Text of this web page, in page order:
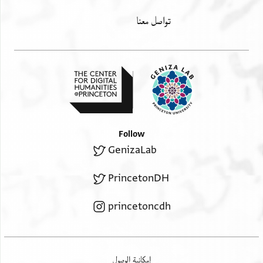
לה פי גמיע אלמחאפל ובכל קהילות ישראל והמוניהם
ואנשר מחאסנה
ולתהלה ברכה בקרב הארץ ויהיה לו לש[מש ומגן]
לקיים כי שמש ומגן
ייי אלהים חן וכבוד יתן ייי לא ימנע טו[ב להולכים
אלמכאתבה או קטעתהא פאנני ואתק בדינה וניתה
מן אללה ובה בעד אללה אעתצד ועליה אתכל פי גמיע
ואליה אסתנד עצדני אללה בבקאיה וחיותה וגמלני
רפקה וואצל אליה מן אחסאנ[ה אלגמילה כמא אח]אב
تواصل معنا
Follow
GenizaLab
PrincetonDH
princetoncdh
إمكانية الوصول